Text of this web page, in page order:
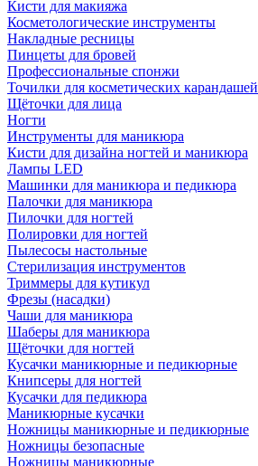
Кисти для макияжа
Косметологические инструменты
Накладные ресницы
Пинцеты для бровей
Профессиональные спонжи
Точилки для косметических карандашей
Щёточки для лица
Ногти
Инструменты для маникюра
Кисти для дизайна ногтей и маникюра
Лампы LED
Машинки для маникюра и педикюра
Палочки для маникюра
Пилочки для ногтей
Полировки для ногтей
Пылесосы настольные
Стерилизация инструментов
Триммеры для кутикул
Фрезы (насадки)
Чаши для маникюра
Шаберы для маникюра
Щёточки для ногтей
Кусачки маникюрные и педикюрные
Книпсеры для ногтей
Кусачки для педикюра
Маникюрные кусачки
Ножницы маникюрные и педикюрные
Ножницы безопасные
Ножницы маникюрные